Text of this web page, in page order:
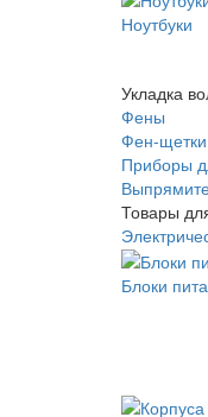
Ноутбуки
Укладка
Фены
Фен-щетки
Приборы
Товары
Блоки